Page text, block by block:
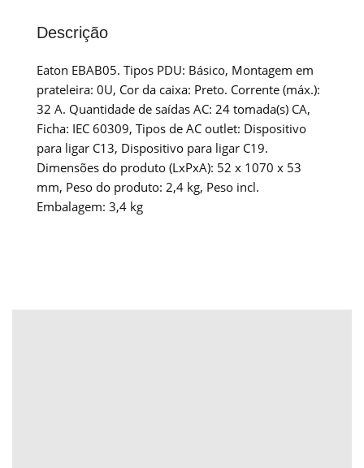
Descrição
Eaton EBAB05. Tipos PDU: Básico, Montagem em
prateleira: 0U, Cor da caixa: Preto. Corrente (máx.):
32 A. Quantidade de saídas AC: 24 tomada(s) CA,
Ficha: IEC 60309, Tipos de AC outlet: Dispositivo
para ligar C13, Dispositivo para ligar C19.
Dimensões do produto (LxPxA): 52 x 1070 x 53
mm, Peso do produto: 2,4 kg, Peso incl.
Embalagem: 3,4 kg